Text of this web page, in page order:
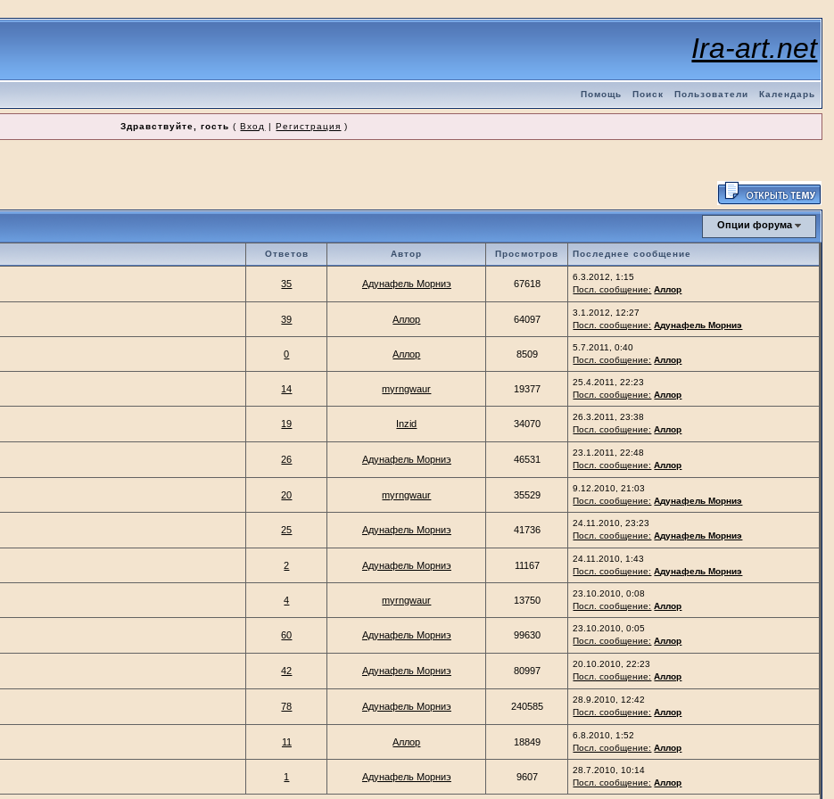
Ira-art.net
Помощь Поиск Пользователи Календарь
Здравствуйте, гость (Вход |Регистрация )
Опции форума
Ответов Автор Просмотров Последнее сообщение
35 Адунафель Морниэ 67618
6.3.2012, 1:15
Посл. сообщение: Аллор
39 Аллор 64097
3.1.2012, 12:27
Посл. сообщение: Адунафель Морниэ
0 Аллор 8509
5.7.2011, 0:40
Посл. сообщение: Аллор
14 myrngwaur 19377
25.4.2011, 22:23
Посл. сообщение: Аллор
19 Inzid 34070
26.3.2011, 23:38
Посл. сообщение: Аллор
26 Адунафель Морниэ 46531
23.1.2011, 22:48
Посл. сообщение: Аллор
20 myrngwaur 35529
9.12.2010, 21:03
Посл. сообщение: Адунафель Морниэ
25 Адунафель Морниэ 41736
24.11.2010, 23:23
Посл. сообщение: Адунафель Морниэ
2 Адунафель Морниэ 11167
24.11.2010, 1:43
Посл. сообщение: Адунафель Морниэ
4 myrngwaur 13750
23.10.2010, 0:08
Посл. сообщение: Аллор
60 Адунафель Морниэ 99630
23.10.2010, 0:05
Посл. сообщение: Аллор
42 Адунафель Морниэ 80997
20.10.2010, 22:23
Посл. сообщение: Аллор
78 Адунафель Морниэ 240585
28.9.2010, 12:42
Посл. сообщение: Аллор
11 Аллор 18849
6.8.2010, 1:52
Посл. сообщение: Аллор
1 Адунафель Морниэ 9607
28.7.2010, 10:14
Посл. сообщение: Аллор